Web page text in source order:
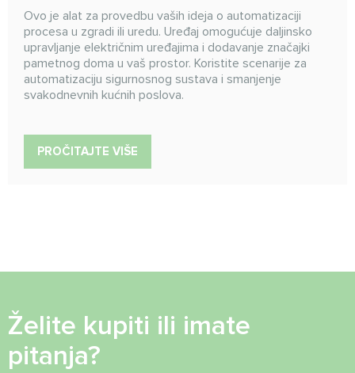
Ovo je alat za provedbu vaših ideja o automatizaciji
procesa u zgradi ili uredu. Uređaj omogućuje daljinsko
upravljanje električnim uređajima i dodavanje značajki
pametnog doma u vaš prostor. Koristite scenarije za
automatizaciju sigurnosnog sustava i smanjenje
svakodnevnih kućnih poslova.
PROČITAJTE VIŠE
Želite kupiti ili imate
pitanja?